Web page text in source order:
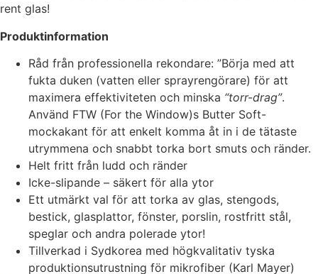
rent glas!
Produktinformation
Råd från professionella rekondare: ”Börja med att
fukta duken (vatten eller sprayrengörare) för att
maximera effektiviteten och minska “torr-drag”.
Använd FTW (For the Window)s Butter Soft-
mockakant för att enkelt komma åt in i de tätaste
utrymmena och snabbt torka bort smuts och ränder.
Helt fritt från ludd och ränder
Icke-slipande – säkert för alla ytor
Ett utmärkt val för att torka av glas, stengods,
bestick, glasplattor, fönster, porslin, rostfritt stål,
speglar och andra polerade ytor!
Tillverkad i Sydkorea med högkvalitativ tyska
produktionsutrustning för mikrofiber (Karl Mayer)
Marknadsföring
med dig av dina
intressen och ditt
beteende när du
surfar ökar du
chansen att få se
personligt
anpassat innehåll
och erbjudanden.